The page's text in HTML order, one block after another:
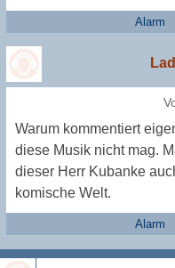
Alarm
Warum kommentiert
diese Musik nicht mag.
dieser Herr Kubanke
komische Welt.
Alarm